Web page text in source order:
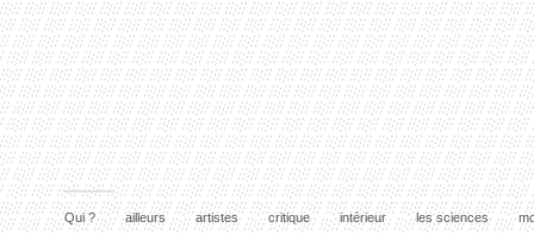
Qui ? ailleurs artistes critique intérieur les sciences